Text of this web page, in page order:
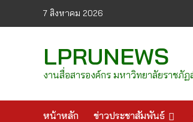
7 สิงหาคม 2026
LPRUNEWS
งานสื่อสารองค์กร มหาวิทยาลัยราชภัฏ
หน้าหลัก ข่าวประชาสัมพันธ์